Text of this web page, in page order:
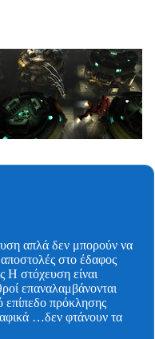
απλά δεν μπορούν να
στο έδαφος
Η στόχευση είναι
επαναλαμβάνονται
πρόκλησης
…δεν φτάνουν τα